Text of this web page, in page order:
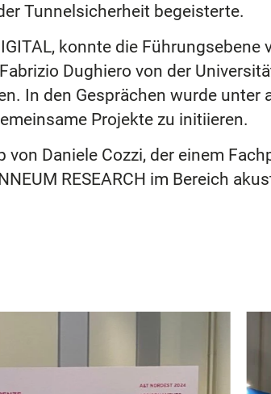
Tunnelsicherheit begeisterte.
konnte die
Dughiero von der
In den Gesprächen wurde unter
Projekte zu initiieren.
Daniele Cozzi, der einem
RESEARCH im Bereich